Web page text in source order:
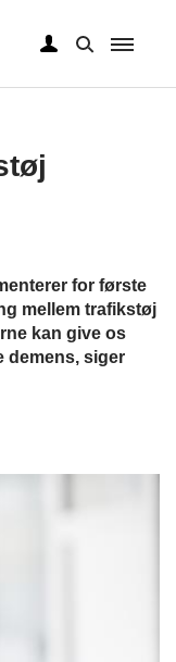
for første
mellem trafikstøj
kan give os
demens, siger